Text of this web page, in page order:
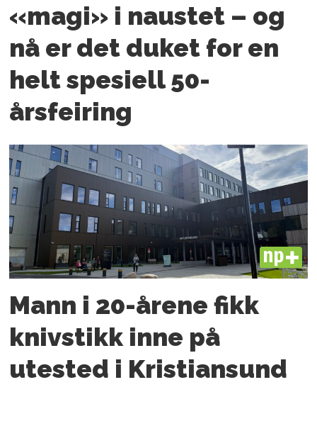
«magi» i naustet – og
nå er det duket for en
helt spesiell 50-
årsfeiring
PLUS
Mann i 20-årene fikk
knivstikk inne på
utested i Kristiansund